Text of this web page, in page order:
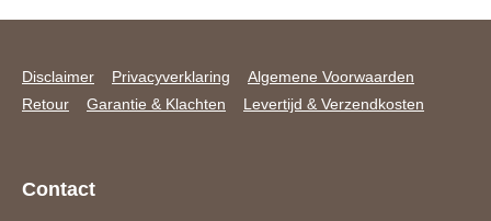
Disclaimer Privacyverklaring
Algemene Voorwaarden
Retour
Garantie & Klachten Levertijd & Verzendkosten
Contact